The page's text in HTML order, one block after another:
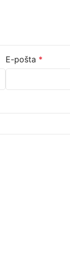
E-pošta *